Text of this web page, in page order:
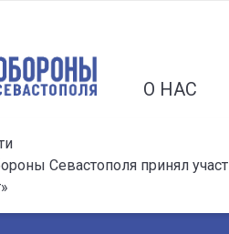
О НАС
Севастополя принял